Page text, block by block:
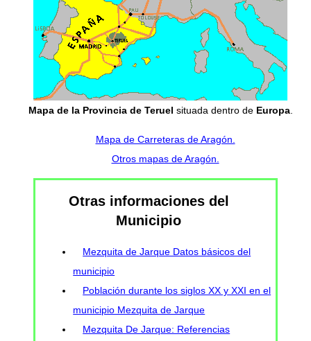
Mapa de la Provincia de Teruel situada dentro de Europa.
Mapa de Carreteras de Aragón.
Otros mapas de Aragón.
Otras informaciones del
Municipio
Mezquita de Jarque Datos básicos del
municipio
Población durante los siglos XX y XXI en el
municipio Mezquita de Jarque
Mezquita De Jarque: Referencias